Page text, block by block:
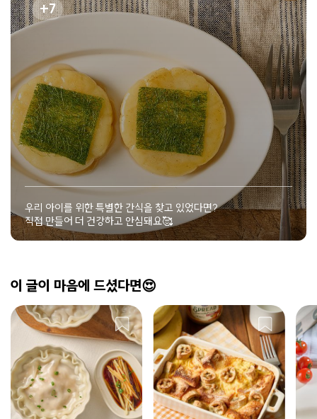
7
우리 아이를 위한 특별한 간식을 찾고 있었다면?
직접 만들어 더 건강하고 안심돼요🥰
이 글이 마음에 드셨다면😍